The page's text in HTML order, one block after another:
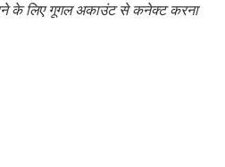
के लिए गूगल अकाउंट से कनेक्ट करना